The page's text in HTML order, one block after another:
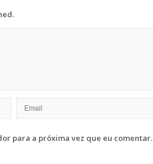
para a próxima vez que eu comentar.